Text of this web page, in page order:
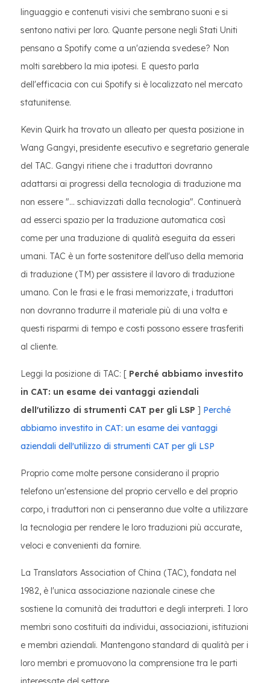
linguaggio e contenuti visivi che sembrano suoni e si
sentono nativi per loro. Quante persone negli Stati Uniti
pensano a Spotify come a un'azienda svedese? Non
molti sarebbero la mia ipotesi. E questo parla
dell'efficacia con cui Spotify si è localizzato nel mercato
statunitense.
Kevin Quirk ha trovato un alleato per questa posizione in
Wang Gangyi, presidente esecutivo e segretario generale
del TAC. Gangyi ritiene che i traduttori dovranno
adattarsi ai progressi della tecnologia di traduzione ma
non essere "... schiavizzati dalla tecnologia". Continuerà
ad esserci spazio per la traduzione automatica così
come per una traduzione di qualità eseguita da esseri
umani. TAC è un forte sostenitore dell'uso della memoria
di traduzione (TM) per assistere il lavoro di traduzione
umano. Con le frasi e le frasi memorizzate, i traduttori
non dovranno tradurre il materiale più di una volta e
questi risparmi di tempo e costi possono essere trasferiti
al cliente.
Leggi la posizione di TAC: [ Perché abbiamo investito
in CAT: un esame dei vantaggi aziendali
dell'utilizzo di strumenti CAT per gli LSP ] Perché
abbiamo investito in CAT: un esame dei vantaggi
aziendali dell'utilizzo di strumenti CAT per gli LSP
Proprio come molte persone considerano il proprio
telefono un'estensione del proprio cervello e del proprio
corpo, i traduttori non ci penseranno due volte a utilizzare
la tecnologia per rendere le loro traduzioni più accurate,
veloci e convenienti da fornire.
La Translators Association of China (TAC), fondata nel
1982, è l'unica associazione nazionale cinese che
sostiene la comunità dei traduttori e degli interpreti. I loro
membri sono costituiti da individui, associazioni, istituzioni
e membri aziendali. Mantengono standard di qualità per i
loro membri e promuovono la comprensione tra le parti